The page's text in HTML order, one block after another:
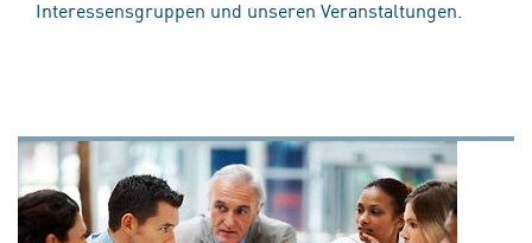
Interessensgruppen und unseren Veranstaltungen.